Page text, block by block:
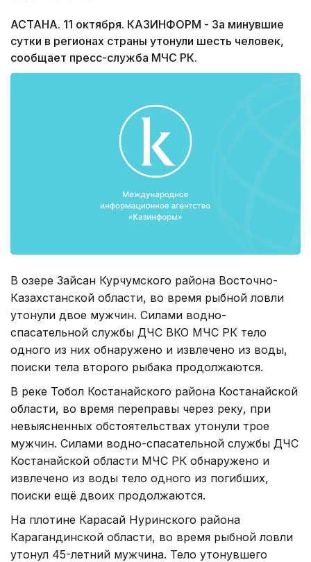
АСТАНА. 11 октября. КАЗИНФОРМ - За минувшие
сутки в регионах страны утонули шесть человек,
сообщает пресс-служба МЧС РК.
В озере Зайсан Курчумского района Восточно-
Казахстанской области, во время рыбной ловли
утонули двое мужчин. Силами водно-
спасательной службы ДЧС ВКО МЧС РК тело
одного из них обнаружено и извлечено из воды,
поиски тела второго рыбака продолжаются.
В реке Тобол Костанайского района Костанайской
области, во время переправы через реку, при
невыясненных обстоятельствах утонули трое
мужчин. Силами водно-спасательной службы ДЧС
Костанайской области МЧС РК обнаружено и
извлечено из воды тело одного из погибших,
поиски ещё двоих продолжаются.
На плотине Карасай Нуринского района
Карагандинской области, во время рыбной ловли
утонул 45-летний мужчина. Тело утонувшего